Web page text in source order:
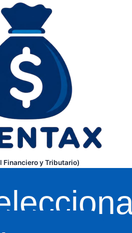
Financiero y Tributario)
precios:
$ 199.000
hasta
$ 499.000